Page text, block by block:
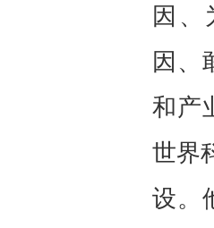
因、
因、
和产
世界
设。